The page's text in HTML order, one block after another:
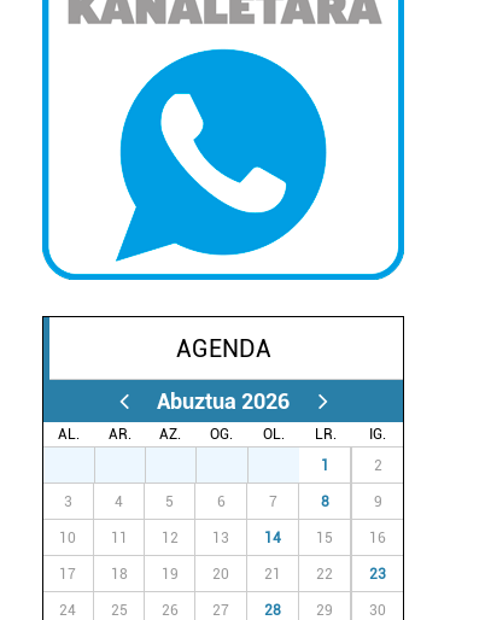
AGENDA
Abuztua 2026
AL. AR. AZ. OG. OL. LR.
IG.
1 2
3 4 5 6 7 8 9
10 11 12 13 14 15 16
17 18 19 20 21 22 23
24 25 26 27 28 29 30